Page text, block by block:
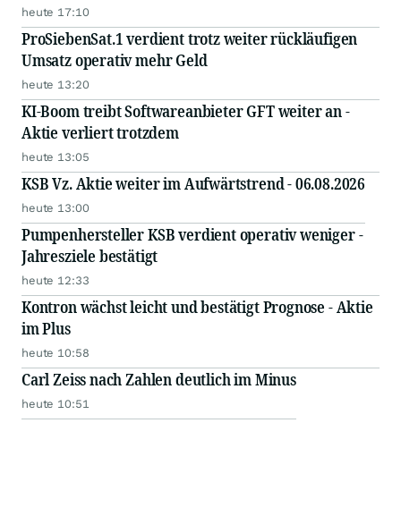
heute 17:10
ProSiebenSat.1 verdient trotz weiter rückläufigen
Umsatz operativ mehr Geld
heute 13:20
KI-Boom treibt Softwareanbieter GFT weiter an -
Aktie verliert trotzdem
heute 13:05
KSB Vz. Aktie weiter im Aufwärtstrend - 06.08.2026
heute 13:00
Pumpenhersteller KSB verdient operativ weniger -
Jahresziele bestätigt
heute 12:33
Kontron wächst leicht und bestätigt Prognose - Aktie
im Plus
heute 10:58
Carl Zeiss nach Zahlen deutlich im Minus
heute 10:51